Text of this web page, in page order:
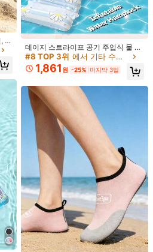
한
브
1쌍 심리스 투명 자착식 푸쉬업 브라,
스트랩리스 백리스 실리콘 브라, 재사
용 가능한 방수 니플 커버, 드레스와
파티 의상에 완벽한, 어머니의 날을 위
한 실리콘 리프트 브라, 여성 란제리
1,622 -26%
야
데이지 스트라이프 공기 주입식 물 위
플로팅 체어, 메쉬 통기성 플로팅 라운
저, 성인용 풀장 물놀이 플로트, 접이
식 공기 주입식 플로팅 베드, 야외 해
#8 TOP 3위 에서 기타 수영 장비
1,861 원 -25% 마지막 3일